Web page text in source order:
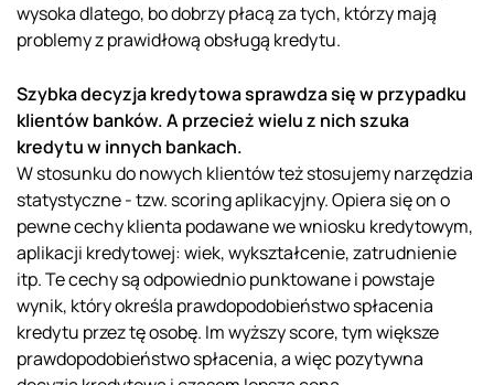
wysoka dlatego, bo dobrzy płacą za tych, którzy mają
problemy z prawidłową obsługą kredytu.
Szybka decyzja kredytowa sprawdza się w przypadku
klientów banków. A przecież wielu z nich szuka
kredytu w innych bankach.
W stosunku do nowych klientów też stosujemy narzędzia
statystyczne - tzw. scoring aplikacyjny. Opiera się on o
pewne cechy klienta podawane we wniosku kredytowym,
aplikacji kredytowej: wiek, wykształcenie, zatrudnienie
itp. Te cechy są odpowiednio punktowane i powstaje
wynik, który określa prawdopodobieństwo spłacenia
kredytu przez tę osobę. Im wyższy score, tym większe
prawdopodobieństwo spłacenia, a więc pozytywna